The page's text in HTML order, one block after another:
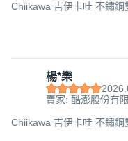
Chiikawa 吉伊卡哇 不鏽
楊*樂
賣家: 酷澎股份有
Chiikawa 吉伊卡哇 不鏽